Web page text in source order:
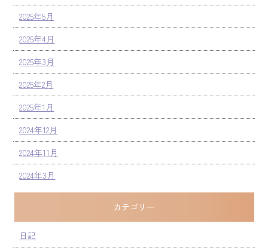
2025年5月
2025年4月
2025年3月
2025年2月
2025年1月
2024年12月
2024年11月
2024年3月
カテゴリー
日記